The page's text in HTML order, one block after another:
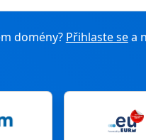
domény? Přihlaste sea